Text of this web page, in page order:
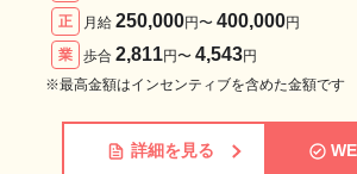
正
月給 250,000円〜 400,000円
業
歩合 2,811円〜 4,543円
※最高金額はインセンティブを含めた金額です
詳細を見る